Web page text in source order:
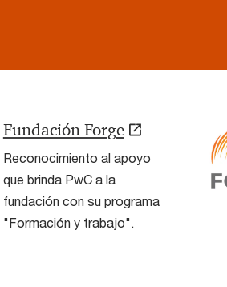
Fundación Forge
Reconocimiento al apoyo
que brinda PwC a la
fundación con su programa
"Formación y trabajo".